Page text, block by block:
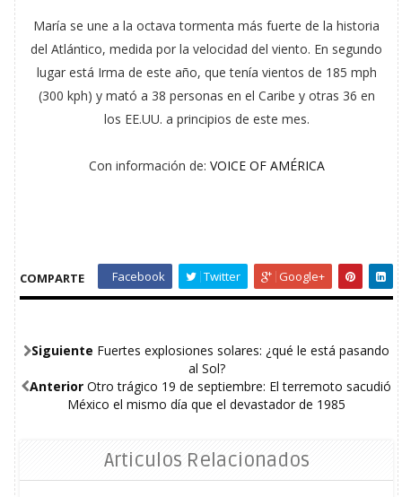
María se une a la octava tormenta más fuerte de la historia
del Atlántico, medida por la velocidad del viento. En segundo
lugar está Irma de este año, que tenía vientos de 185 mph
(300 kph) y mató a 38 personas en el Caribe y otras 36 en
los EE.UU. a principios de este mes.
Con información de: VOICE OF AMÉRICA
COMPARTE Facebook Twitter Google+
Siguiente Fuertes explosiones solares: ¿qué le está pasando
al Sol?
Anterior Otro trágico 19 de septiembre: El terremoto sacudió
México el mismo día que el devastador de 1985
Articulos Relacionados